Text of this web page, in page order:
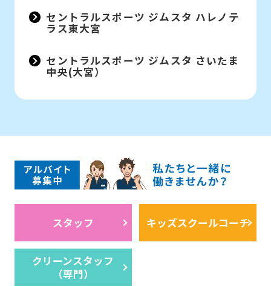
セントラルスポーツ ジムスタ ハレノテ
ラス東大宮
セントラルスポーツ ジムスタ さいたま
中央(大宮）
スタッフ キッズスクールコーチ
クリーンスタッフ
（専門）